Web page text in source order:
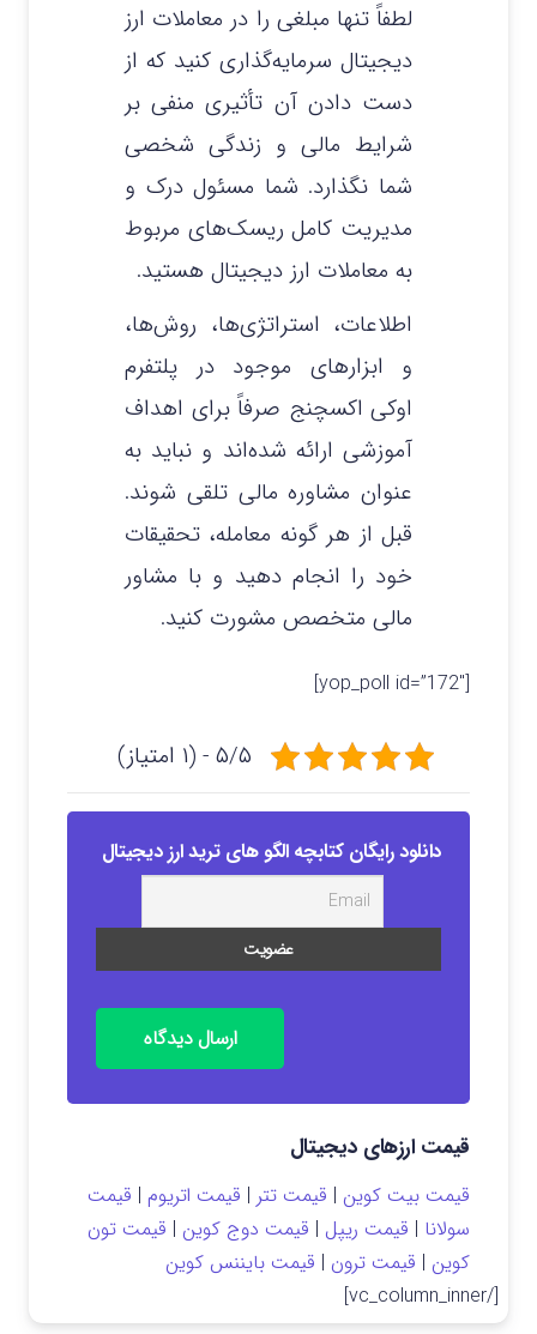
لطفاً تنها مبلغی را در معاملات ارز
دیجیتال سرمایه‌گذاری کنید که از
دست دادن آن تأثیری منفی بر
شرایط مالی و زندگی شخصی
شما نگذارد. شما مسئول درک و
مدیریت کامل ریسک‌های مربوط
به معاملات ارز دیجیتال هستید.
اطلاعات، استراتژی‌ها، روش‌ها،
و ابزارهای موجود در پلتفرم
اوکی اکسچنج صرفاً برای اهداف
آموزشی ارائه شده‌اند و نباید به
عنوان مشاوره مالی تلقی شوند.
قبل از هر گونه معامله، تحقیقات
خود را انجام دهید و با مشاور
مالی متخصص مشورت کنید.
[yop_poll id=”172″]
۵/۵ - (۱ امتیاز)
دانلود رایگان کتابچه الگو های ترید ارز دیجیتال
ارسال دیدگاه
قیمت ارزهای دیجیتال
قیمت بیت کوین | قیمت تتر | قیمت اتریوم | قیمت
سولانا | قیمت ریپل | قیمت دوج کوین | قیمت تون
کوین | قیمت ترون | قیمت بایننس کوین
[/vc_column_inner]